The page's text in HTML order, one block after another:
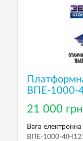
ВПЕ-1000-
21 000 грн
Вага
ВПЕ-1000-